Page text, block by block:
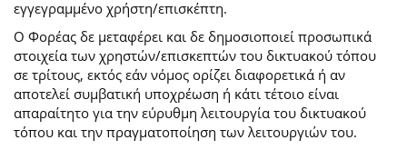
εγγεγραμμένο χρήστη/επισκέπτη.
Ο Φορέας δε μεταφέρει και δε δημοσιοποιεί προσωπικά
στοιχεία των χρηστών/επισκεπτών του δικτυακού τόπου
σε τρίτους, εκτός εάν νόμος ορίζει διαφορετικά ή αν
αποτελεί συμβατική υποχρέωση ή κάτι τέτοιο είναι
απαραίτητο για την εύρυθμη λειτουργία του δικτυακού
τόπου και την πραγματοποίηση των λειτουργιών του.